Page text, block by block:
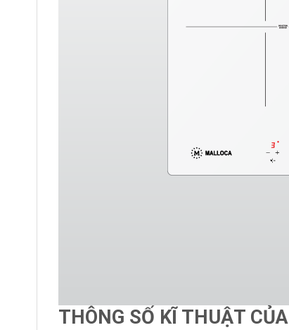
THÔNG SỐ KĨ THUẬT CỦA